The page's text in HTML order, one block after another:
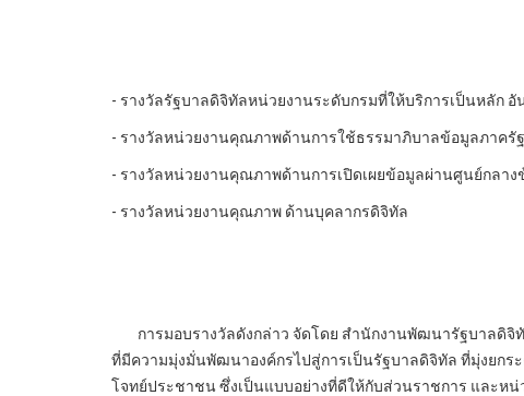
- รางวัลรัฐบาลดิจิทัลหน่วยงานระดับกรมที่ให้บริการเป็นหลัก อั
- รางวัลหน่วยงานคุณภาพด้านการใช้ธรรมาภิบาลข้อมูลภาครัฐ
- รางวัลหน่วยงานคุณภาพด้านการเปิดเผยข้อมูลผ่านศูนย์กลาง
- รางวัลหน่วยงานคุณภาพ ด้านบุคลากรดิจิทัล
การมอบรางวัลดังกล่าว จัดโดย สำนักงานพัฒนารัฐบาลดิจิ
ที่มีความมุ่งมั่นพัฒนาองค์กรไปสู่การเป็นรัฐบาลดิจิทัล ที่มุ่งยก
โจทย์ประชาชน ซึ่งเป็นแบบอย่างที่ดีให้กับส่วนราชการ และหน่